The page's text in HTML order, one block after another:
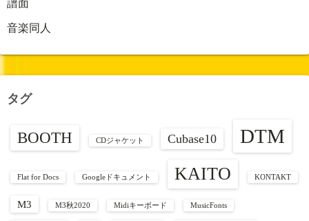
譜面
音楽同人
タグ
BOOTH CDジャケット Cubase10 DTM
Flat for Docs Googleドキュメント KAITO KONTAKT
M3 M3秋2020 Midiキーボード MusicFonts